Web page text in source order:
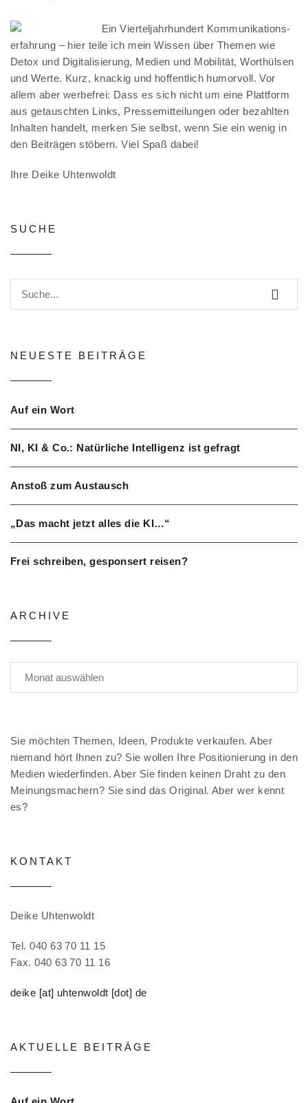
Ein Vierteljahrhundert Kommunikations-
erfahrung – hier teile ich mein Wissen über Themen wie
Detox und Digitalisierung, Medien und Mobilität, Worthülsen
und Werte. Kurz, knackig und hoffentlich humorvoll. Vor
allem aber werbefrei: Dass es sich nicht um eine Plattform
aus getauschten Links, Pressemitteilungen oder bezahlten
Inhalten handelt, merken Sie selbst, wenn Sie ein wenig in
den Beiträgen stöbern. Viel Spaß dabei!
Ihre Deike Uhtenwoldt
SUCHE
NEUESTE BEITRÄGE
Auf ein Wort
NI, KI & Co.: Natürliche Intelligenz ist gefragt
Anstoß zum Austausch
„Das macht jetzt alles die KI…“
Frei schreiben, gesponsert reisen?
ARCHIVE
Sie möchten Themen, Ideen, Produkte verkaufen. Aber
niemand hört Ihnen zu? Sie wollen Ihre Positionierung in den
Medien wiederfinden. Aber Sie finden keinen Draht zu den
Meinungsmachern? Sie sind das Original. Aber wer kennt
es?
KONTAKT
Deike Uhtenwoldt
Tel. 040 63 70 11 15
Fax. 040 63 70 11 16
deike [at] uhtenwoldt [dot] de
AKTUELLE BEITRÄGE